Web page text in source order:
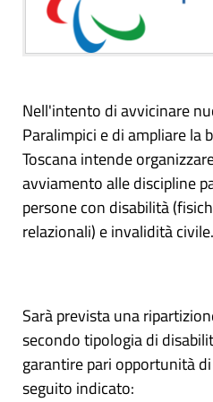
Nell'intento di avvicinare
Paralimpici e di ampliare la
Toscana intende
avviamento alle discipline
persone con disabilità
relazionali) e invalidità civile.
Sarà prevista una
secondo tipologia di
garantire pari opportunità
seguito indicato: